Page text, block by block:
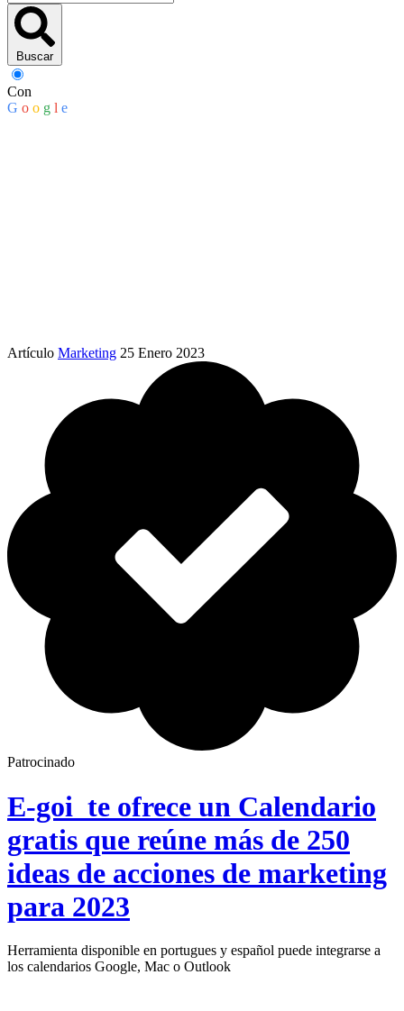
Buscar
Con
G o o g l e
Artículo Marketing 25 Enero 2023
Patrocinado
E-goi te ofrece un Calendario
gratis que reúne más de 250
ideas de acciones de marketing
para 2023
Herramienta disponible en portugues y español puede integrarse a
los calendarios Google, Mac o Outlook